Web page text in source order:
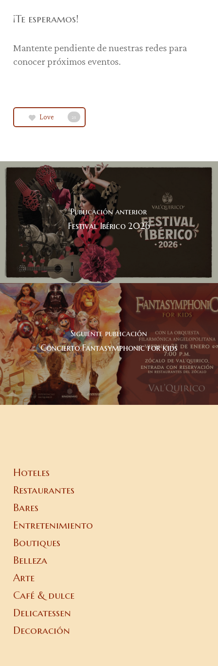
¡Te esperamos!
Mantente pendiente de nuestras redes para
conocer próximos eventos.
Love 25
Publicación anterior
Festival Ibérico 2026
Siguiente publicación
Concierto Fantasymphonic for kids
Hoteles
Restaurantes
Bares
Entretenimiento
Boutiques
Belleza
Arte
Café & dulce
Delicatessen
Decoración